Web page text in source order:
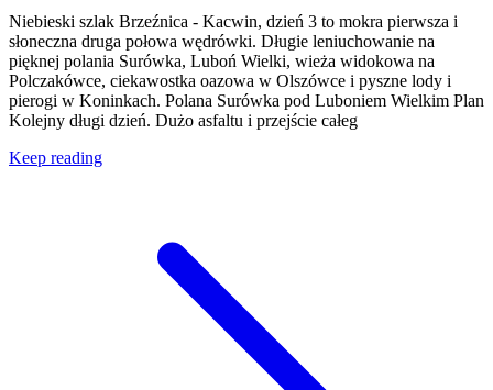
Niebieski szlak Brzeźnica - Kacwin, dzień 3 to mokra pierwsza i
słoneczna druga połowa wędrówki. Długie leniuchowanie na
pięknej polania Surówka, Luboń Wielki, wieża widokowa na
Polczakówce, ciekawostka oazowa w Olszówce i pyszne lody i
pierogi w Koninkach. Polana Surówka pod Luboniem Wielkim Plan
Kolejny długi dzień. Dużo asfaltu i przejście całeg
Keep reading